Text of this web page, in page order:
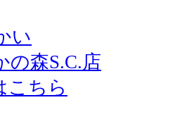
い
の森S.C.店
こちら